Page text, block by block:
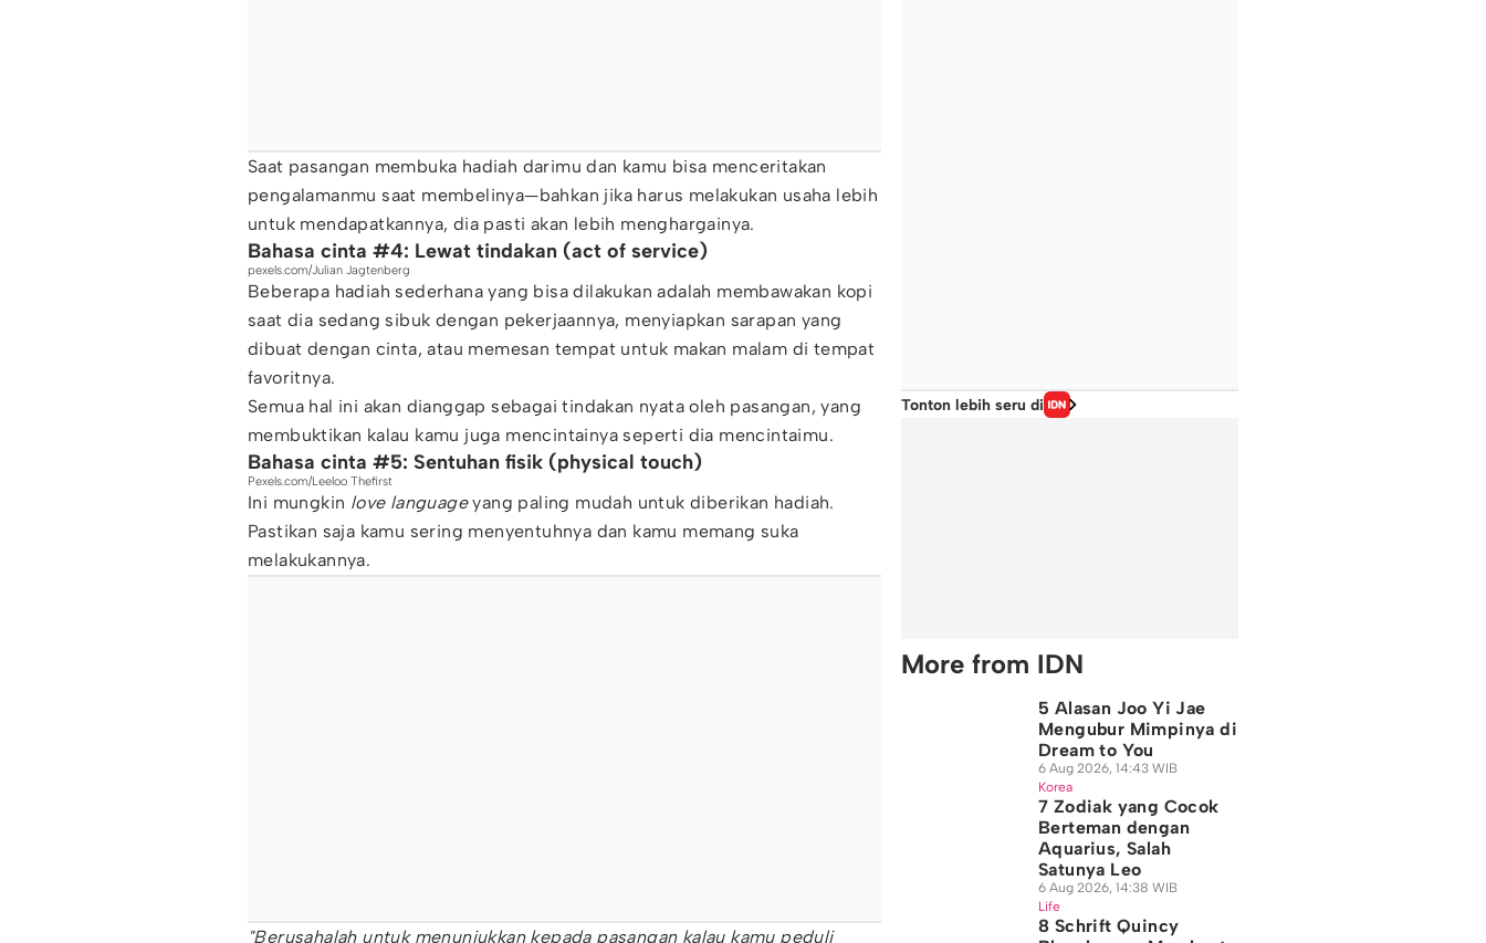
Saat pasangan membuka hadiah darimu dan kamu bisa menceritakan
pengalamanmu saat membelinya—bahkan jika harus melakukan usaha lebih
untuk mendapatkannya, dia pasti akan lebih menghargainya.
Bahasa cinta #4: Lewat tindakan (act of service)
pexels.com/Julian Jagtenberg
Beberapa hadiah sederhana yang bisa dilakukan adalah membawakan kopi
saat dia sedang sibuk dengan pekerjaannya, menyiapkan sarapan yang
dibuat dengan cinta, atau memesan tempat untuk makan malam di tempat
favoritnya.
Semua hal ini akan dianggap sebagai tindakan nyata oleh pasangan, yang
membuktikan kalau kamu juga mencintainya seperti dia mencintaimu.
Bahasa cinta #5: Sentuhan fisik (physical touch)
Pexels.com/Leeloo Thefirst
Ini mungkin love languageyang paling mudah untuk diberikan hadiah.
Pastikan saja kamu sering menyentuhnya dan kamu memang suka
melakukannya.
"Berusahalah untuk menunjukkan kepada pasangan kalau kamu peduli
Tonton lebih seru di
More from IDN
5 Alasan Joo Yi Jae
Mengubur Mimpinya di
Dream to You
6 Aug 2026, 14:43 WIB
Korea
7 Zodiak yang Cocok
Berteman dengan
Aquarius, Salah
Satunya Leo
6 Aug 2026, 14:38 WIB
Life
8 Schrift Quincy